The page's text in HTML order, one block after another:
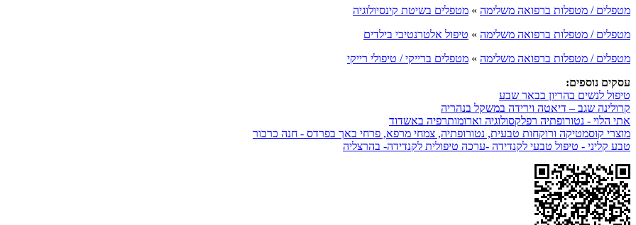
מטפלים / מטפלות ברפואה משלימה » מטפלים בשיטת קינסיולוגיה
מטפלים / מטפלות ברפואה משלימה » טיפול אלטרנטיבי בילדים
מטפלים / מטפלות ברפואה משלימה » מטפלים ברייקי / טיפולי רייקי
עסקים נוספים:
טיפול לנשים בהריון בבאר שבע
קרולינה שגב – דיאטה וירידה במשקל בנהריה
אתי הלוי - נטורופתיה רפלקסולוגיה וארומותרפיה באשדוד
מוצרי קוסמטיקה ורוקחות טבעית, נטורופתיה, צמחי מרפא, פרחי באך בפרדס - חנה כרכור
טבע קליני - טיפול טבעי לקנדידה -ערכה טיפולית לקנדידה- בהרצליה